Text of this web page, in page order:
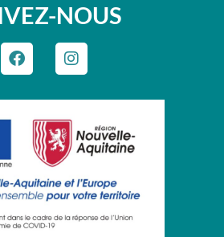
NOUS